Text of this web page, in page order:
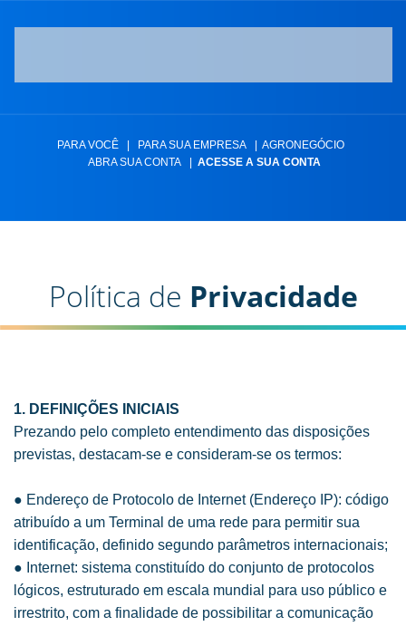
PARA VOCÊ PARA SUA EMPRESA
AGRONEGÓCIO
ABRA SUA CONTA
ACESSE A SUA CONTA
Política de Privacidade
1. DEFINIÇÕES INICIAIS
Prezando pelo completo entendimento das disposições
previstas, destacam-se e consideram-se os termos:
● Endereço de Protocolo de Internet (Endereço IP): código
atribuído a um Terminal de uma rede para permitir sua
identificação, definido segundo parâmetros internacionais;
● Internet: sistema constituído do conjunto de protocolos
lógicos, estruturado em escala mundial para uso público e
irrestrito, com a finalidade de possibilitar a comunicação